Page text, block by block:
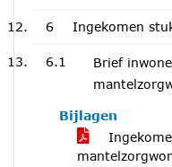
6 Ingekomen
6.1
Brief
Bijlagen